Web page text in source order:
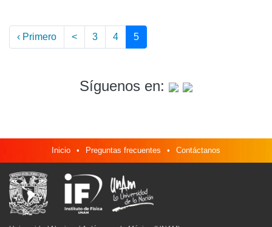
‹ Primero < 3 4 5
Síguenos en:
Inicio • Preguntas frecuentes • Contáctanos